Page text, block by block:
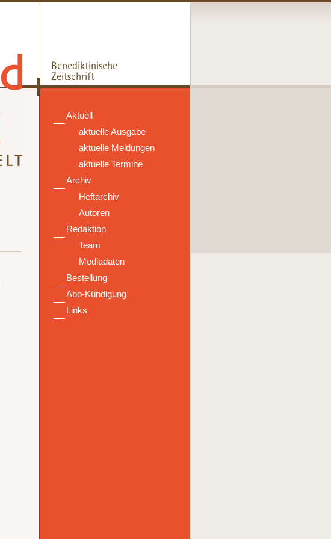
Aktuell
aktuelle Ausgabe
aktuelle Meldungen
aktuelle Termine
Archiv
Heftarchiv
Autoren
Redaktion
Team
Mediadaten
Bestellung
Abo-Kündigung
Links